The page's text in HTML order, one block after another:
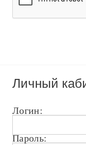
Личный
Логин:
Пароль: